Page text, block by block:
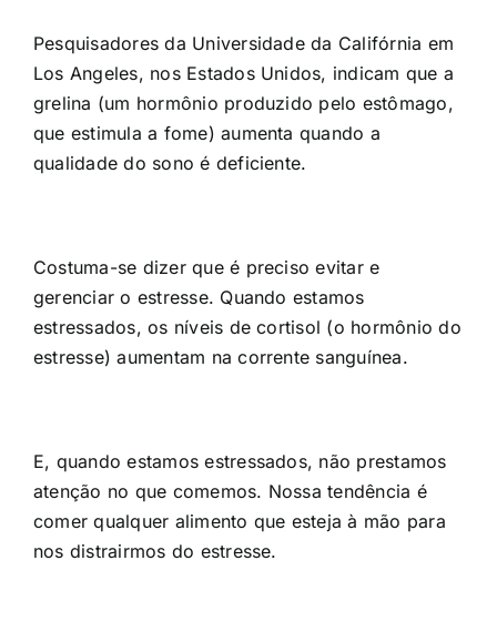
Pesquisadores da Universidade da Califórnia em
Los Angeles, nos Estados Unidos, indicam que a
grelina (um hormônio produzido pelo estômago,
que estimula a fome) aumenta quando a
qualidade do sono é deficiente.
Costuma-se dizer que é preciso evitar e
gerenciar o estresse. Quando estamos
estressados, os níveis de cortisol (o hormônio do
estresse) aumentam na corrente sanguínea.
E, quando estamos estressados, não prestamos
atenção no que comemos. Nossa tendência é
comer qualquer alimento que esteja à mão para
nos distrairmos do estresse.